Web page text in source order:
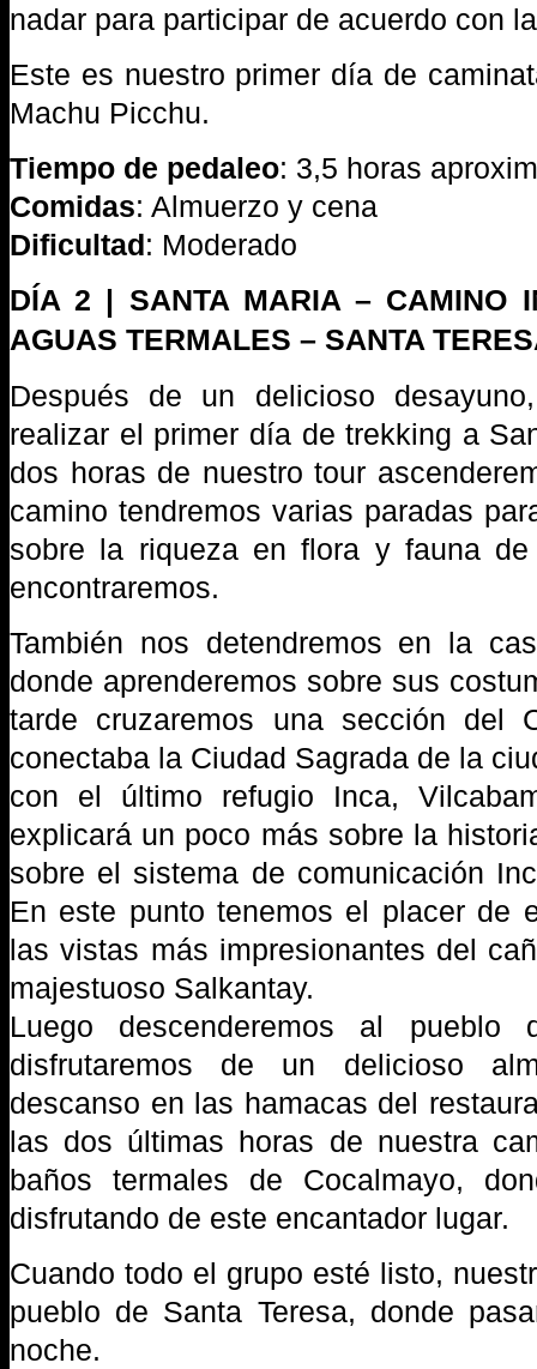
nadar para participar de acuerdo con
Este es nuestro primer día de
Machu Picchu.
Tiempo de pedaleo: 3,5 horas
Comidas: Almuerzo y cena
Dificultad: Moderado
DÍA 2 | SANTA MARIA – CAMINO
AGUAS TERMALES – SANTA
Después de un delicioso
realizar el primer día de trekking a
dos horas de nuestro tour
camino tendremos varias paradas
sobre la riqueza en flora y fauna
encontraremos.
También nos detendremos en la
donde aprenderemos sobre sus
tarde cruzaremos una sección del
conectaba la Ciudad Sagrada de la
con el último refugio Inca,
explicará un poco más sobre la
sobre el sistema de comunicación
En este punto tenemos el placer de
las vistas más impresionantes del
majestuoso Salkantay.
Luego descenderemos al pueblo
disfrutaremos de un delicioso
descanso en las hamacas del
las dos últimas horas de nuestra
baños termales de Cocalmayo,
disfrutando de este encantador lugar.
Cuando todo el grupo esté listo,
pueblo de Santa Teresa, donde
noche.